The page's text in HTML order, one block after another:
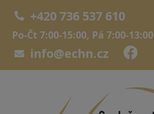
+420 736 537 610
Po-Čt 7:00-15:00, Pá 7:00-13:00
info@echn.cz